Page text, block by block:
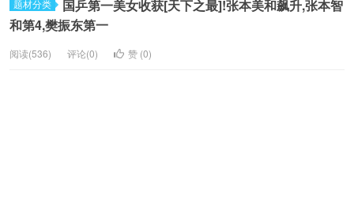
题材分类
国乒第一美女收获[天下之最]!张本美和飙升,张本智
和第4,樊振东第一
阅读(536) 评论(0) 赞 (0)